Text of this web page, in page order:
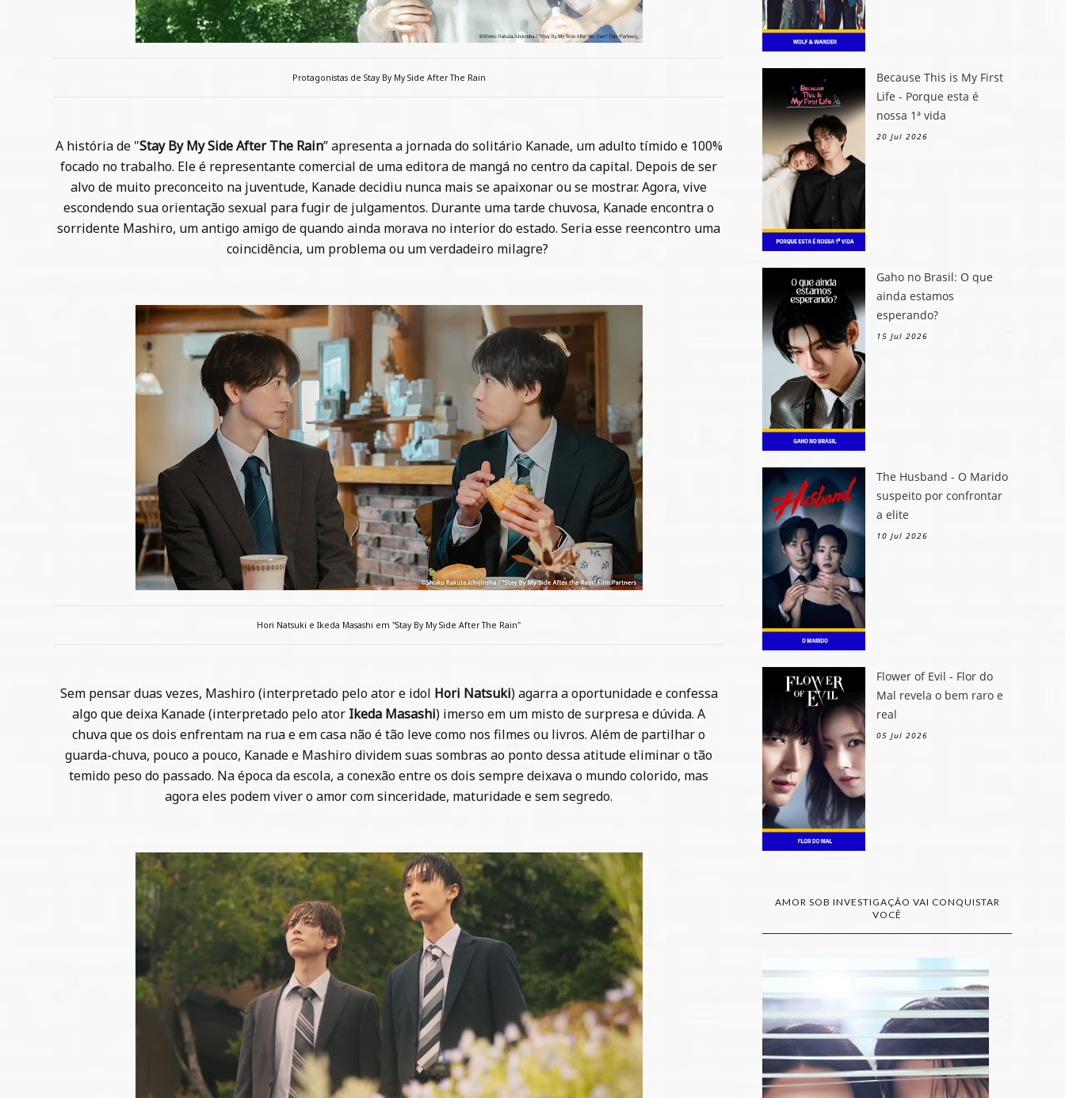
Protagonistas de Stay By My Side After The Rain
A história de "Stay By My Side After The Rain” apresenta a jornada do solitário Kanade, um adulto tímido e 100%
focado no trabalho. Ele é representante comercial de uma editora de mangá no centro da capital. Depois de ser
alvo de muito preconceito na juventude, Kanade decidiu nunca mais se apaixonar ou se mostrar. Agora, vive
escondendo sua orientação sexual para fugir de julgamentos. Durante uma tarde chuvosa, Kanade encontra o
sorridente Mashiro, um antigo amigo de quando ainda morava no interior do estado. Seria esse reencontro uma
coincidência, um problema ou um verdadeiro milagre?
Hori Natsuki e Ikeda Masashi em "Stay By My Side After The Rain"
Sem pensar duas vezes, Mashiro (interpretado pelo ator e idol Hori Natsuki) agarra a oportunidade e confessa
algo que deixa Kanade (interpretado pelo ator Ikeda Masashi) imerso em um misto de surpresa e dúvida. A
chuva que os dois enfrentam na rua e em casa não é tão leve como nos filmes ou livros. Além de partilhar o
guarda-chuva, pouco a pouco, Kanade e Mashiro dividem suas sombras ao ponto dessa atitude eliminar o tão
temido peso do passado. Na época da escola, a conexão entre os dois sempre deixava o mundo colorido, mas
agora eles podem viver o amor com sinceridade, maturidade e sem segredo.
Because This is My First
Life - Porque esta é
nossa 1ª vida
20 Jul 2026
Gaho no Brasil: O que
ainda estamos
esperando?
15 Jul 2026
The Husband - O Marido
suspeito por confrontar
a elite
10 Jul 2026
Flower of Evil - Flor do
Mal revela o bem raro e
real
05 Jul 2026
AMOR SOB INVESTIGAÇÃO VAI CONQUISTAR
VOCÊ